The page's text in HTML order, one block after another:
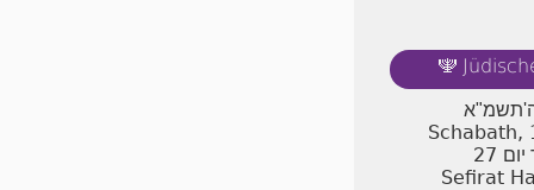
🕎
ה'תשמ"א
Schabath,
27
Sefirat